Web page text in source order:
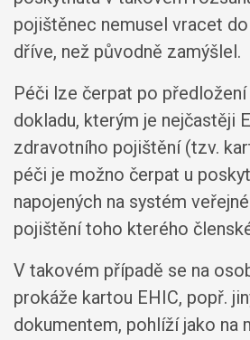
pojištěnec nemusel vracet
dříve, než původně zamýšlel.
Péči lze čerpat po
dokladu, kterým je nejčastěji
zdravotního pojištění (tzv.
péči je možno čerpat u
napojených na systém
pojištění toho kterého
V takovém případě se na
prokáže kartou EHIC, popř.
dokumentem, pohlíží jako na